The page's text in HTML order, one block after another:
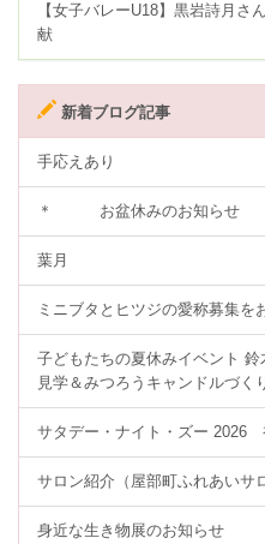
【女子バレーU18】黒岩詩月さ
献
新着ブログ記事
手応えあり
＊ お盆休みのお知ら
葉月
ミニブタとヒツジの愛称募集を
子どもたちの夏休みイベント
見学＆みつろうキャンドルづく
サタデー・ナイト・ズー 2026
サロン紹介（屋部町ふれあいサ
身近な生き物展のお知らせ